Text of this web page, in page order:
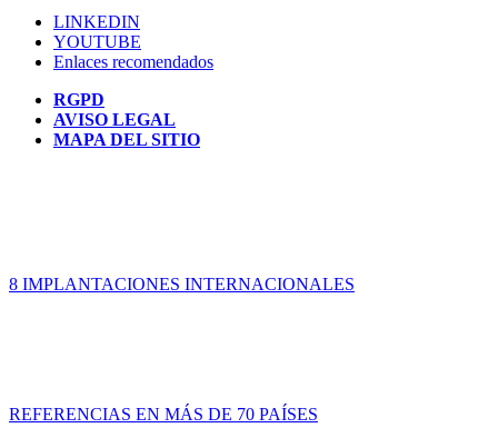
LINKEDIN
YOUTUBE
Enlaces recomendados
RGPD
AVISO LEGAL
MAPA DEL SITIO
8 IMPLANTACIONES INTERNACIONALES
REFERENCIAS EN MÁS DE 70 PAÍSES